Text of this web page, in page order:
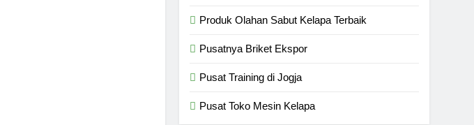
Produk Olahan Sabut Kelapa Terbaik
Pusatnya Briket Ekspor
Pusat Training di Jogja
Pusat Toko Mesin Kelapa